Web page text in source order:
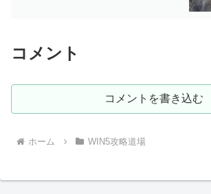
コメント
コメントを書き込む
ホーム WIN5攻略道場